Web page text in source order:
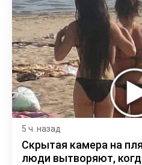
5 ч. назад
Скрытая камера на
люди вытворяют,